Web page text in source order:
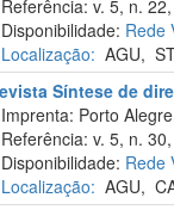
Referência: v. 5, n.
Disponibilidade: Rede
Localização: AGU,
Síntese de
Imprenta: Porto
Referência: v. 5, n.
Disponibilidade: Rede
Localização: AGU,